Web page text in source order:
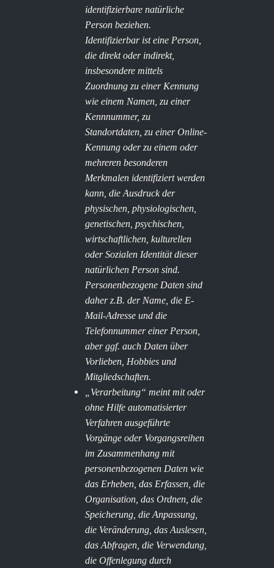
identifizierbare natürliche
Person beziehen.
Identifizierbar ist eine Person,
die direkt oder indirekt,
insbesondere mittels
Zuordnung zu einer Kennung
wie einem Namen, zu einer
Kennnummer, zu
Standortdaten, zu einer Online-
Kennung oder zu einem oder
mehreren besonderen
Merkmalen identifiziert werden
kann, die Ausdruck der
physischen, physiologischen,
genetischen, psychischen,
wirtschaftlichen, kulturellen
oder Sozialen Identität dieser
natürlichen Person sind.
Personenbezogene Daten sind
daher z.B. der Name, die E-
Mail-Adresse und die
Telefonnummer einer Person,
aber ggf. auch Daten über
Vorlieben, Hobbies und
Mitgliedschaften.
„Verarbeitung“ meint mit oder
ohne Hilfe automatisierter
Verfahren ausgeführte
Vorgänge oder Vorgangsreihen
im Zusammenhang mit
personenbezogenen Daten wie
das Erheben, das Erfassen, die
Organisation, das Ordnen, die
Speicherung, die Anpassung,
die Veränderung, das Auslesen,
das Abfragen, die Verwendung,
die Offenlegung durch